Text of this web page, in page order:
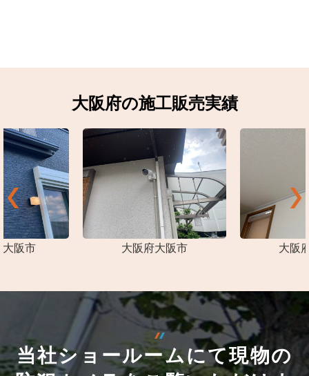
大阪府の施工販売実績
大阪市 大阪府大阪市 大阪
当社ショールームにて現物の